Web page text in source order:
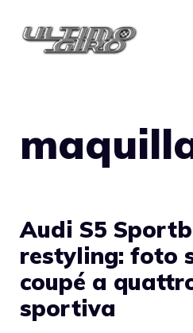
Audi S5
restyling: foto
coupé a
sportiva